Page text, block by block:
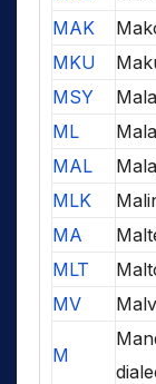
MAK
MKU
MSY
ML
MAL
MLK
MA
MLT
MV
M